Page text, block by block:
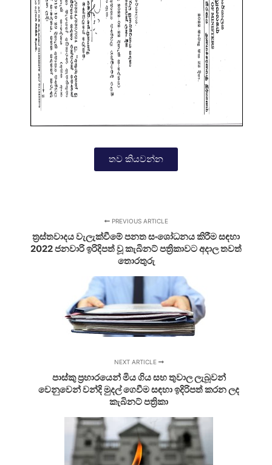
තව කියවන්න
PREVIOUS ARTICLE
ත්‍රස්තවාදය වැලැක්වීමේ පනත සංශෝධනය කිරීම සඳහා
2022 ජනවාරි ඉරිදිපත් වූ කැබිනට් පත්‍රිකාවට අදාල තවත්
තොරතුරු
NEXT ARTICLE
පාස්කු ප්‍රහාරයෙන් මිය ගිය සහ තුවාල ලැබූවන්
වෙනුවෙන් වන්දි මුදල් ගෙවීම සඳහා ඉදිරිපත් කරන ලද
කැබිනට් පත්‍රිකා